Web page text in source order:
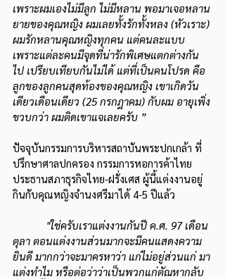
เพราะผมเองไม่มีลูก ไม่มีหลาน พอมาเจอหลาน
ยายของคุณหญิง ผมเลยทั้งรักทั้งหลง (หัวเราะ)
ผมรักหลานคุณหญิงทุกคน แต่คนละแบบ
เพราะแต่ละคนมีจุดที่น่ารักพิเศษแตกต่างกัน
ไป เปรียบเทียบกันไม่ได้ แต่ที่เป็นคนโปรด คือ
ลูกของลูกคนสุดท้องของคุณหญิง เขาเกิดวัน
เดียวเดือนเดียว (25 กรกฎาคม) กับผม อายุเพิ่ง
ขวบกว่า ผมติดเขาแจเลยครับ ”
ปัจจุบันกรรมการบริหารสถาบันพระปกเกล้า ที่
ปรึกษาศาลปกครอง กรรมการหอการค้าไทย
ประธานสภาธุรกิจไทย-ฝรั่งเศส ผู้นี้แต่งงานอยู่
กินกับคุณหญิงจำนงศรีมาได้ 4-5 ปีแล้ว
"ใช่ครับเราแต่งงานกันปี ค.ศ. 97 เดือน
ตุลา ตอนแต่งงานส่วนมากจะมีคนแสดงความ
ยินดี มากกว่าจะมาครหาว่า แก่ไม่อยู่ส่วนแก่ มา
แต่งทำไม หรือต่อว่าว่าเป็นพวกแก่ตัณหากลับ